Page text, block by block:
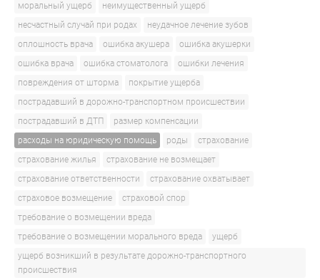
моральный ущерб
неимущественный ущерб
несчастный случай при родах
неудачное лечение зубов
оплошность врача
ошибка акушера
ошибка акушерки
ошибка врача
ошибка стоматолога
ошибки лечения
повреждения от шторма
покрытие ущерба
пострадавший в дорожно-транспортном происшествии
пострадавший в ДТП
размер компенсации
расходы на юридическую помощь
роды
страхование
страхование жилья
страхование не возмещает
страхование ответственности
страхование охватывает
страховое возмещение
страховой спор
требование о возмещении вреда
требование о возмещении морального вреда
ущерб
ущерб возникший в результате дорожно-транспортного
происшествия